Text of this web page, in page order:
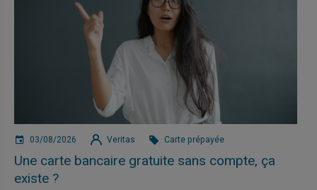
03/08/2026 Veritas Carte prépayée
Une carte bancaire gratuite sans compte, ça
existe ?